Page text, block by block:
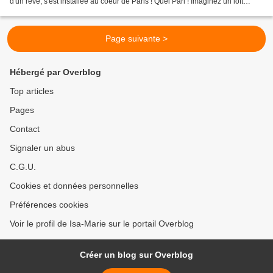
Page suivante >
Hébergé par Overblog
Top articles
Pages
Contact
Signaler un abus
C.G.U.
Cookies et données personnelles
Préférences cookies
Voir le profil de Isa-Marie sur le portail Overblog
Créer un blog sur Overblog